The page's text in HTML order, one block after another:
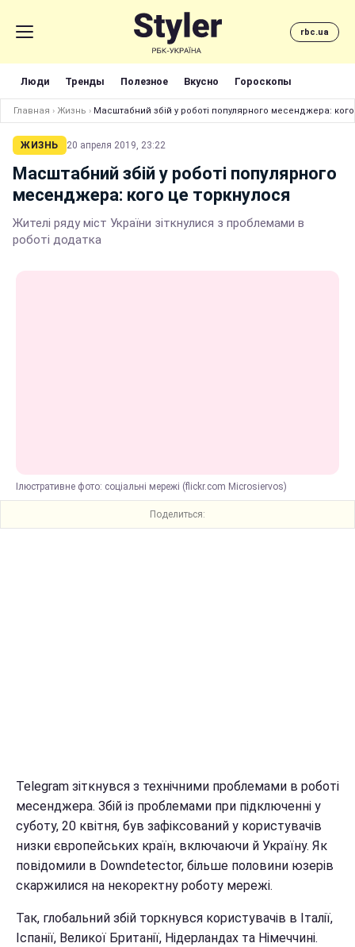
rbc.ua
Люди Тренды Полезное Вкусно Гороскопы
Главная › Жизнь › Масштабний збій у роботі популярного месенджера:
ЖИЗНЬ 20 апреля 2019, 23:22
Масштабний збій у роботі популярного
месенджера: кого це торкнулося
Жителі ряду міст України зіткнулися з проблемами в
роботі додатка
Ілюстративне фото: соціальні мережі (flickr.com Microsiervos)
Поделиться:
Telegram зіткнувся з технічними проблемами в роботі
месенджера. Збій із проблемами при підключенні у
суботу, 20 квітня, був зафіксований у користувачів
низки європейських країн, включаючи й Україну. Як
повідомили в Downdetector, більше половини юзерів
скаржилися на некоректну роботу мережі.
Так, глобальний збій торкнувся користувачів в Італії,
Іспанії, Великої Британії, Нідерландах та Німеччині.